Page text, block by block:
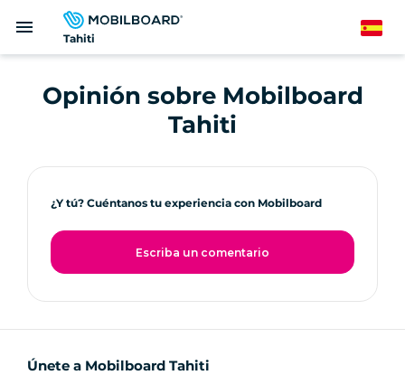
Tahiti
menu Spanish
Opinión sobre Mobilboard
Tahiti
¿Y tú? Cuéntanos tu experiencia con Mobilboard
Escriba un comentario
Únete a Mobilboard Tahiti